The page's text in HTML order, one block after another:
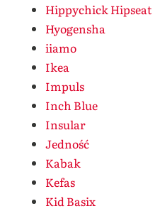
Hippychick Hipseat
Hyogensha
iiamo
Ikea
Impuls
Inch Blue
Insular
Jedność
Kabak
Kefas
Kid Basix